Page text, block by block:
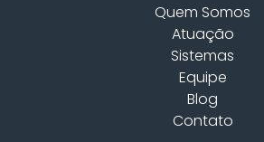
Quem Somos
Atuação
Sistemas
Equipe
Blog
Contato